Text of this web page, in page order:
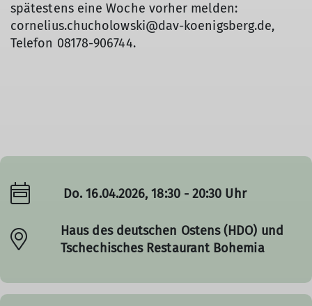
spätestens eine Woche vorher melden:
cornelius.chucholowski@dav-koenigsberg.de,
Telefon 08178-906744.
Do. 16.04.2026, 18:30 - 20:30 Uhr
Haus des deutschen Ostens (HDO) und
Tschechisches Restaurant Bohemia